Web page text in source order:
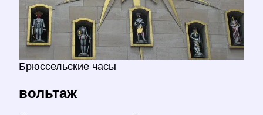
Брюссельские часы
вольтаж